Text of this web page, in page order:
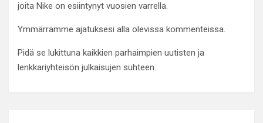
joita Nike on esiintynyt vuosien varrella.
Ymmärrämme ajatuksesi alla olevissa kommenteissa.
Pidä se lukittuna kaikkien parhaimpien uutisten ja
lenkkariyhteisön julkaisujen suhteen.